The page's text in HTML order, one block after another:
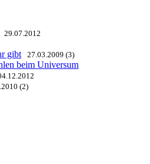
29.07.2012
gibt 27.03.2009 (3)
beim Universum
(2)